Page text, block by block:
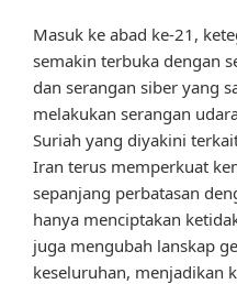
Masuk ke abad ke-21,
semakin terbuka dengan
dan serangan siber yang
melakukan serangan
Suriah yang diyakini
Iran terus memperkuat
sepanjang perbatasan
hanya menciptakan
juga mengubah lanskap
keseluruhan, menjadikan